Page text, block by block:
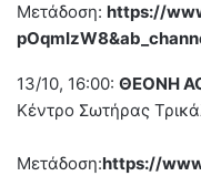
Μετάδοση: https://
13/10, 16:00: ΘΕΟΝΗ
Κέντρο Σωτήρας
Μετάδοση:https://